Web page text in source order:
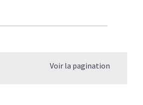
Voir la pagination